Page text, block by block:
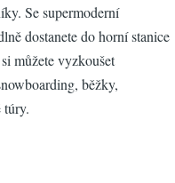
Se supermoderní
dostanete do horní stanice
můžete vyzkoušet
běžky,
túry.